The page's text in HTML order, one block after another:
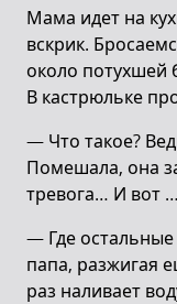
Мама идет на
вскрик.
около потухшей
В кастрюльке
— Что такое?
Помешала, она
тревога… И вот
— Где
папа, разжигая
раз наливает